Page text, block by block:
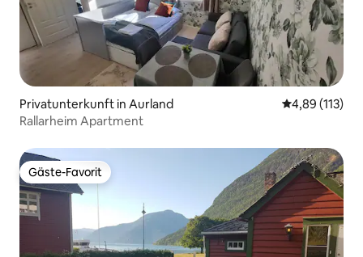
Privatunterkunft in Aurland
4,89 (113)
Rallarheim Apartment
Gäste-Favorit
Gäste-Favorit